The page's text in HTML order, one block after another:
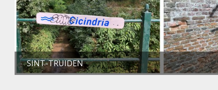
SINT-TRUIDEN